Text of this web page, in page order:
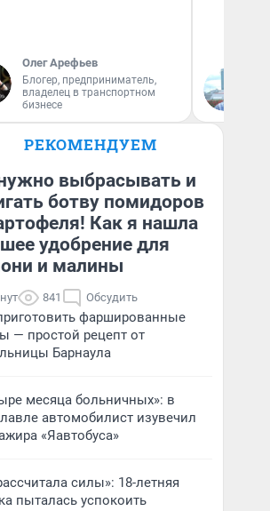
Олег Арефьев
Блогер, предприниматель,
владелец в транспортном
бизнесе
РЕКОМЕНДУЕМ
выбрасывать и
ботву помидоров
Как я нашла
удобрение для
и малины
841 Обсудить
фаршированные
— простой рецепт от
Барнаула
месяца больничных»: в
автомобилист изувечил
«Яавтобуса»
силы»: 18-летняя
пыталась успокоить